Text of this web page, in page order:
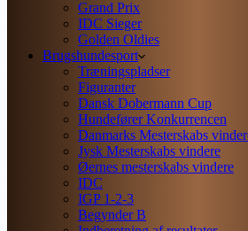
Grand Prix
IDC Sieger
Golden Oldies
Brugshundesport
Træningspladser
Figuranter
Dansk Dobermann Cup
Hundefører Konkurrencen
Danmarks Mesterskabs
Jysk Mesterskabs vindere
Øernes mesterskabs vindere
IDC
IGP 1-2-3
Begynder B